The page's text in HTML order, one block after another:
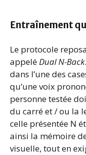
Entraînement
Le protocole
appeléDual N-Back
dans l’une des
qu’une voix
personne testée
du carré et / ou la
celle présentée N
ainsi la mémoire
visuelle, tout en